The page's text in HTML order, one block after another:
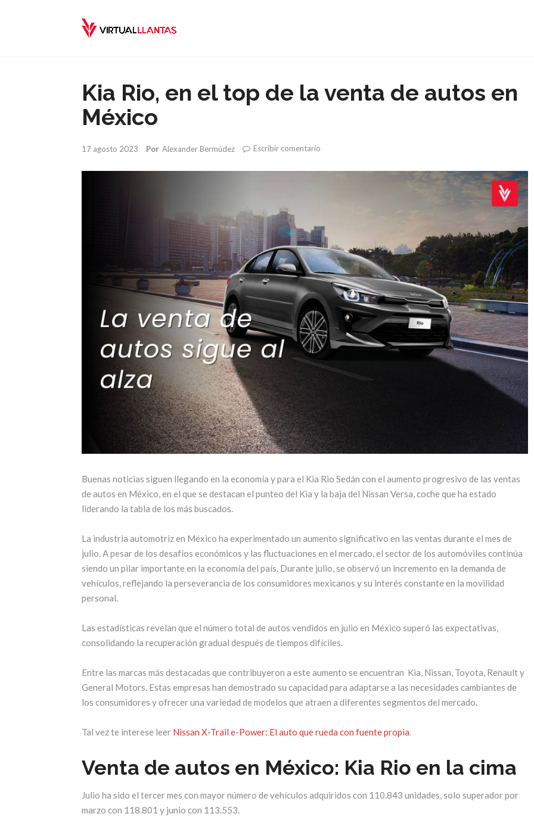
Kia Rio, en el top de la venta de autos en
México
17 agosto 2023 Por Alexander Bermúdez Escribir comentario
Buenas noticias siguen llegando en la economía y para el Kia Rio Sedán con el aumento progresivo de las ventas
de autos en México, en el que se destacan el punteo del Kia y la baja del Nissan Versa, coche que ha estado
liderando la tabla de los más buscados.
La industria automotriz en México ha experimentado un aumento significativo en las ventas durante el mes de
julio. A pesar de los desafíos económicos y las fluctuaciones en el mercado, el sector de los automóviles continúa
siendo un pilar importante en la economía del país. Durante julio, se observó un incremento en la demanda de
vehículos, reflejando la perseverancia de los consumidores mexicanos y su interés constante en la movilidad
personal.
Las estadísticas revelan que el número total de autos vendidos en julio en México superó las expectativas,
consolidando la recuperación gradual después de tiempos difíciles.
Entre las marcas más destacadas que contribuyeron a este aumento se encuentran Kia, Nissan, Toyota, Renault y
General Motors. Estas empresas han demostrado su capacidad para adaptarse a las necesidades cambiantes de
los consumidores y ofrecer una variedad de modelos que atraen a diferentes segmentos del mercado.
Tal vez te interese leer Nissan X-Trail e-Power: El auto que rueda con fuente propia
Venta de autos en México: Kia Rio en la cima
Julio ha sido el tercer mes con mayor número de vehículos adquiridos con 110.843 unidades, solo superador por
marzo con 118.801 y junio con 113.553.